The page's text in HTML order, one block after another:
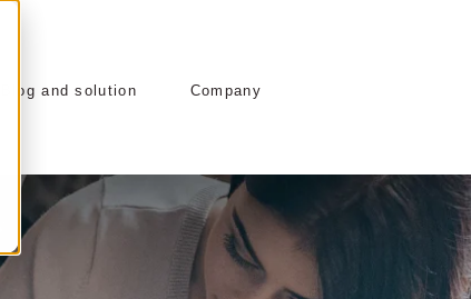
Blog and solution Company